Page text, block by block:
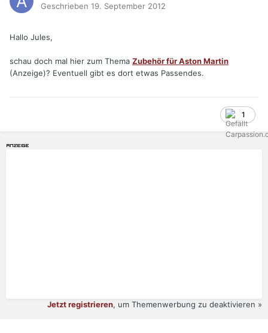
Geschrieben 19. September 2012
Hallo Jules,
schau doch mal hier zum Thema Zubehör für Aston Martin
(Anzeige)? Eventuell gibt es dort etwas Passendes.
1
Jetzt registrieren, um Themenwerbung zu deaktivieren »